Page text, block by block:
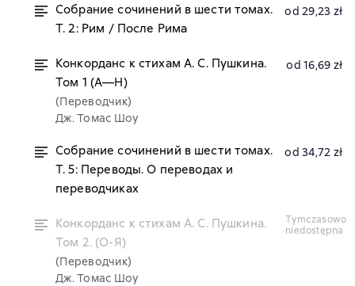
Собрание сочинений в шести томах.
Т. 2: Рим / После Рима
od 29,23 zł
Конкорданс к стихам А. С. Пушкина.
Том 1 (А—Н)
(Переводчик)
Дж. Томас Шоу
od 16,69 zł
Собрание сочинений в шести томах.
Т. 5: Переводы. О переводах и
переводчиках
od 34,72 zł
Конкорданс к стихам А. С. Пушкина.
Том 2. (О-Я)
(Переводчик)
Дж. Томас Шоу
tymczasowo
niedostępna